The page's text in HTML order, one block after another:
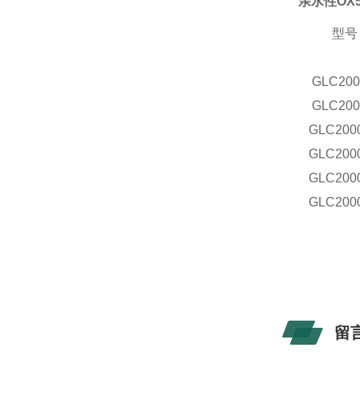
型号
GLC
GLC
GLC
GLC
GLC
GLC
留